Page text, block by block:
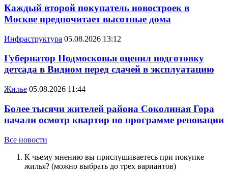
Каждый второй покупатель новостроек в
Москве предпочитает высотные дома
Инфраструктура 05.08.2026 13:12
Губернатор Подмосковья оценил подготовку
детсада в Видном перед сдачей в эксплуатацию
Жилье 05.08.2026 11:44
Более тысячи жителей района Соколиная Гора
начали осмотр квартир по программе реновации
Все новости
К чьему мнению вы прислушиваетесь при покупке
жилья? (можно выбрать до трех вариантов)